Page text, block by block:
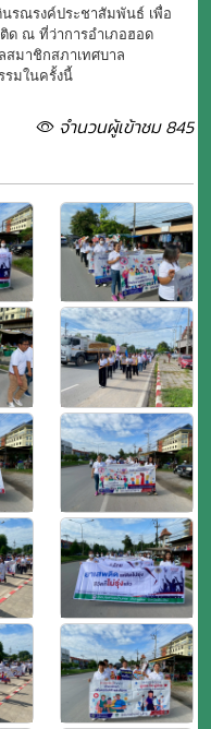
นรณรงค์ประชาสัมพันธ์ เพื่อ
ด ณ ที่ว่าการอำเภอฮอด
มาชิกสภาเทศบาล
รมในครั้งนี้
จำนวนผู้เข้าชม 845